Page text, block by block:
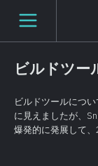
[ja-JP]
ビルドツー
ビルドツールにつ
に見えましたが、
爆発的に発展して